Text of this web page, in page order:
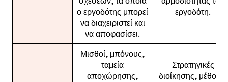
ο εργοδότης μπορεί
να διαχειριστεί και
να αποφασίσει.
εργοδότη.
Μισθοί, μπόνους,
ταμεία
αποχώρησης,
Στρατηγικές
διοίκησης, μέθοδοι